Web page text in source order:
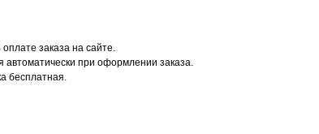
заказа на сайте.
автоматически при оформлении заказа.
бесплатная.